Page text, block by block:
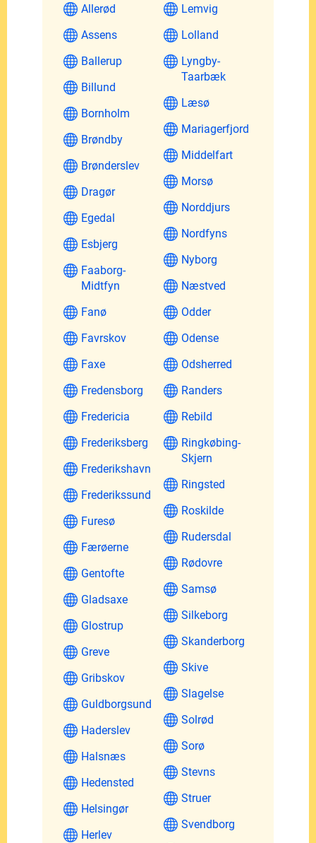
Allerød
Assens
Ballerup
Billund
Bornholm
Brøndby
Brønderslev
Dragør
Egedal
Esbjerg
Faaborg-
Midtfyn
Fanø
Favrskov
Faxe
Fredensborg
Fredericia
Frederiksberg
Frederikshavn
Frederikssund
Furesø
Færøerne
Gentofte
Gladsaxe
Glostrup
Greve
Gribskov
Guldborgsund
Haderslev
Halsnæs
Hedensted
Helsingør
Herlev
Lemvig
Lolland
Lyngby-
Taarbæk
Læsø
Mariagerfjord
Middelfart
Morsø
Norddjurs
Nordfyns
Nyborg
Næstved
Odder
Odense
Odsherred
Randers
Rebild
Ringkøbing-
Skjern
Ringsted
Roskilde
Rudersdal
Rødovre
Samsø
Silkeborg
Skanderborg
Skive
Slagelse
Solrød
Sorø
Stevns
Struer
Svendborg